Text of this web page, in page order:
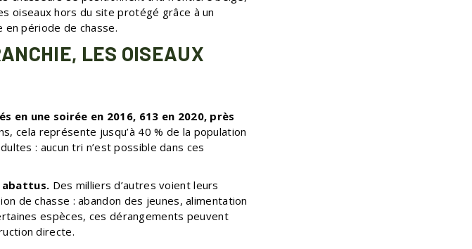
oiseaux hors du site protégé grâce à un
période de chasse.
LES OISEAUX
une soirée en 2016, 613 en 2020, près
cela représente jusqu’à 40 % de la population
: aucun tri n’est possible dans ces
abattus. Des milliers d’autres voient leurs
de chasse : abandon des jeunes, alimentation
espèces, ces dérangements peuvent
directe.